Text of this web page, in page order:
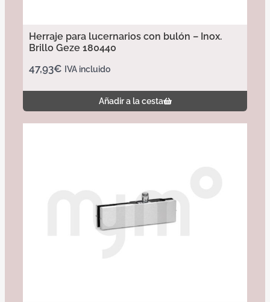
Herraje para lucernarios con bulón – Inox.
Brillo Geze 180440
47,93€ IVA incluido
Añadir a la cesta